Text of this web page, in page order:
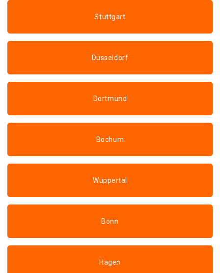
Stuttgart
Düsseldorf
Dortmund
Bochum
Wuppertal
Bonn
Hagen